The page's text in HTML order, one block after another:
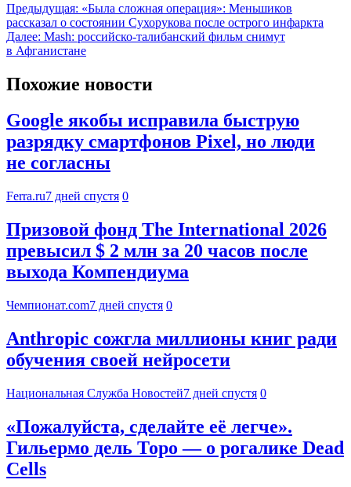
Предыдущая: «Была сложная операция»: Меньшиков
рассказал о состоянии Сухорукова после острого инфаркта
Далее: Mash: российско-талибанский фильм снимут
в Афганистане
Похожие новости
Google якобы исправила быструю
разрядку смартфонов Pixel, но люди
не согласны
Ferra.ru7 дней спустя 0
Призовой фонд The International 2026
превысил $ 2 млн за 20 часов после
выхода Компендиума
Чемпионат.com7 дней спустя 0
Anthropic сожгла миллионы книг ради
обучения своей нейросети
Национальная Служба Новостей7 дней спустя 0
«Пожалуйста, сделайте её легче».
Гильермо дель Торо — о рогалике Dead
Cells